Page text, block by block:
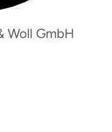
Woll GmbH